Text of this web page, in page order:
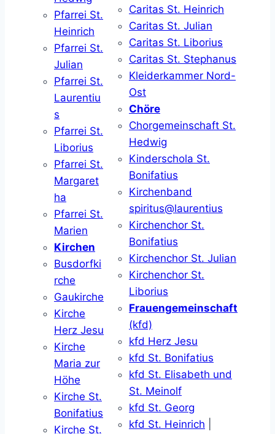
Pfarrei St.
Heinrich
Pfarrei St.
Julian
Pfarrei St.
Laurentiu
s
Pfarrei St.
Liborius
Pfarrei St.
Margaret
ha
Pfarrei St.
Marien
Kirchen
Busdorfki
rche
Gaukirche
Kirche
Herz Jesu
Kirche
Maria zur
Höhe
Kirche St.
Bonifatius
Kirche St.
Caritas St. Heinrich
Caritas St. Julian
Caritas St. Liborius
Caritas St. Stephanus
Kleiderkammer Nord-
Ost
Chöre
Chorgemeinschaft St.
Hedwig
Kinderschola St.
Bonifatius
Kirchenband
spiritus@laurentius
Kirchenchor St.
Bonifatius
Kirchenchor St. Julian
Kirchenchor St.
Liborius
Frauengemeinschaft
(kfd)
kfd Herz Jesu
kfd St. Bonifatius
kfd St. Elisabeth und
St. Meinolf
kfd St. Georg
kfd St. Heinrich